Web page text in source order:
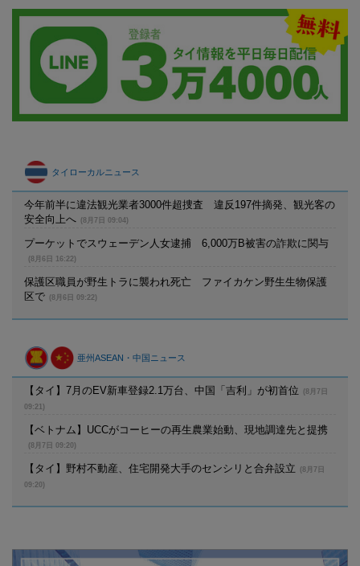
タイローカルニュース
今年前半に違法観光業者3000件超捜査 違反197件摘発、観光客の
安全向上へ
(8月7日 09:04)
プーケットでスウェーデン人女逮捕 6,000万B被害の詐欺に関与
(8月6日 16:22)
保護区職員が野生トラに襲われ死亡 ファイカケン野生生物保護
区で
(8月6日 09:22)
亜州ASEAN・中国ニュース
【タイ】7月のEV新車登録2.1万台、中国「吉利」が初首位
(8月7日
09:21)
【ベトナム】UCCがコーヒーの再生農業始動、現地調達先と提携
(8月7日 09:20)
【タイ】野村不動産、住宅開発大手のセンシリと合弁設立
(8月7日
09:20)